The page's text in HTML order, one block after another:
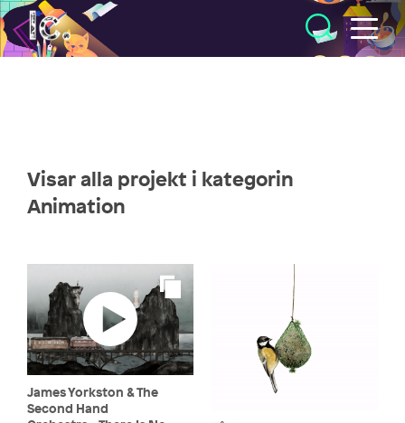
Illustratörcentrum
Visar alla projekt i kategorin
Animation
James Yorkston & The
Second Hand